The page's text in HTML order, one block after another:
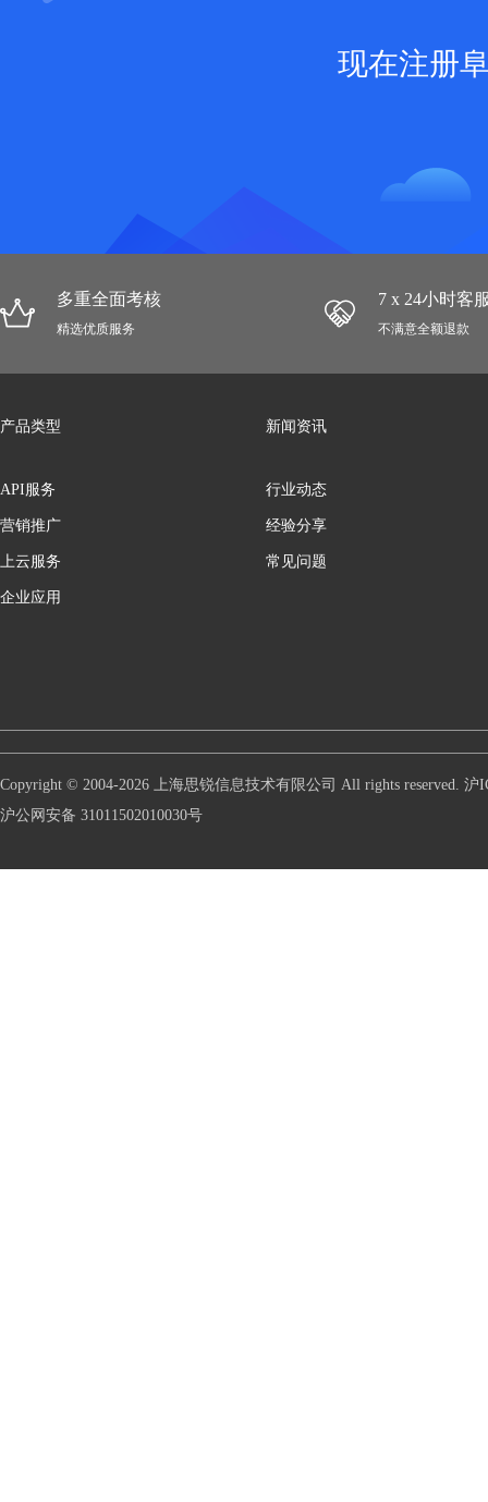
现在注册
多重全面考核
精选优质服务
7 x 24小时客
不满意全额退款
产品类型
API服务
营销推广
上云服务
企业应用
新闻资讯
行业动态
经验分享
常见问题
Copyright © 2004-2026 上海思锐信息技术有限公司 All rights reserved. 沪
沪公网安备 31011502010030号